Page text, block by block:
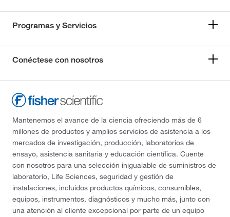
Programas y Servicios
Conéctese con nosotros
Mantenemos el avance de la ciencia ofreciendo más de 6
millones de productos y amplios servicios de asistencia a los
mercados de investigación, producción, laboratorios de
ensayo, asistencia sanitaria y educación científica. Cuente
con nosotros para una selección inigualable de suministros de
laboratorio, Life Sciences, seguridad y gestión de
instalaciones, incluidos productos químicos, consumibles,
equipos, instrumentos, diagnósticos y mucho más, junto con
una atención al cliente excepcional por parte de un equipo